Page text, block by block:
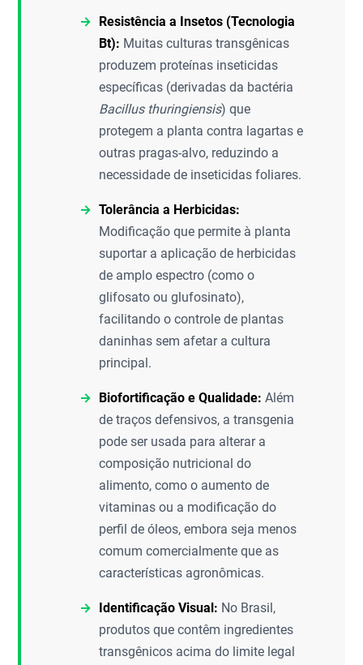
Resistência a Insetos (Tecnologia
Bt): Muitas culturas transgênicas
produzem proteínas inseticidas
específicas (derivadas da bactéria
Bacillus thuringiensis) que
protegem a planta contra lagartas e
outras pragas-alvo, reduzindo a
necessidade de inseticidas foliares.
Tolerância a Herbicidas:
Modificação que permite à planta
suportar a aplicação de herbicidas
de amplo espectro (como o
glifosato ou glufosinato),
facilitando o controle de plantas
daninhas sem afetar a cultura
principal.
Biofortificação e Qualidade: Além
de traços defensivos, a transgenia
pode ser usada para alterar a
composição nutricional do
alimento, como o aumento de
vitaminas ou a modificação do
perfil de óleos, embora seja menos
comum comercialmente que as
características agronômicas.
Identificação Visual: No Brasil,
produtos que contêm ingredientes
transgênicos acima do limite legal